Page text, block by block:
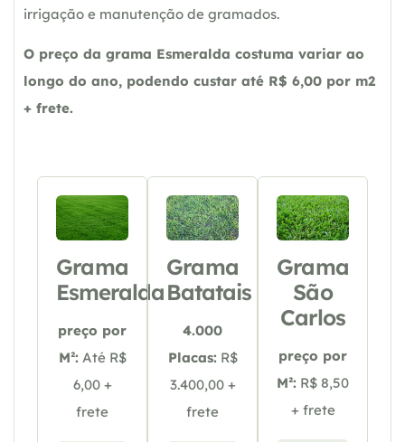
irrigação e manutenção de gramados.
O preço da grama Esmeralda costuma variar ao
longo do ano, podendo custar até R$ 6,00 por m2
+ frete.
Grama
Esmeralda
preço por
M²: Até R$
6,00 +
frete
Grama
Batatais
4.000
Placas: R$
3.400,00 +
frete
Grama
São
Carlos
preço por
M²: R$ 8,50
+ frete